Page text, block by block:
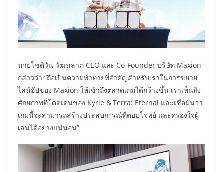
นายโชติวัน วัฒนลาภ CEO และ Co-Founder บริษัท Maxion
กล่าวว่า “ถือเป็นความท้าทายที่สำคัญสำหรับเราในการขยาย
ไลน์อัปของ Maxion ให้เข้าถึงตลาดเกมได้กว้างขึ้น เราเห็นถึง
ศักยภาพที่โดดเด่นของ Kyrie & Terra: Eternal และเชื่อมั่นว่า
เกมนี้จะสามารถสร้างประสบการณ์ที่ตอบโจทย์ และครองใจผู้
เล่นได้อย่างแน่นอน”